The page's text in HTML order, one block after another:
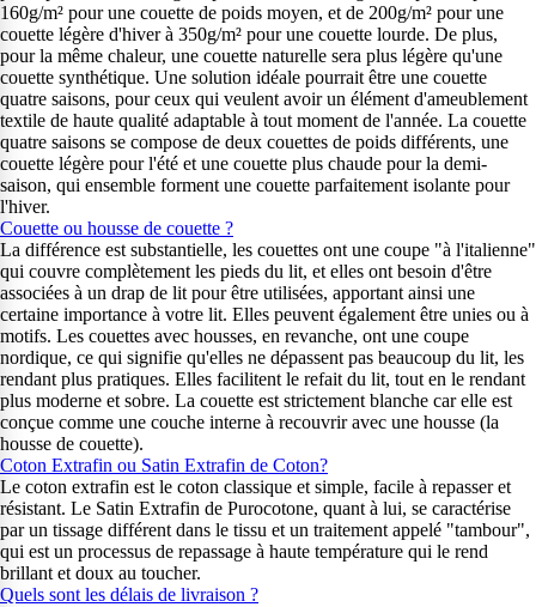
160g/m² pour une couette de poids moyen, et de 200g/m² pour une
couette légère d'hiver à 350g/m² pour une couette lourde. De plus,
pour la même chaleur, une couette naturelle sera plus légère qu'une
couette synthétique. Une solution idéale pourrait être une couette
quatre saisons, pour ceux qui veulent avoir un élément d'ameublement
textile de haute qualité adaptable à tout moment de l'année. La couette
quatre saisons se compose de deux couettes de poids différents, une
couette légère pour l'été et une couette plus chaude pour la demi-
saison, qui ensemble forment une couette parfaitement isolante pour
l'hiver.
Couette ou housse de couette ?
La différence est substantielle, les couettes ont une coupe "à l'italienne"
qui couvre complètement les pieds du lit, et elles ont besoin d'être
associées à un drap de lit pour être utilisées, apportant ainsi une
certaine importance à votre lit. Elles peuvent également être unies ou à
motifs. Les couettes avec housses, en revanche, ont une coupe
nordique, ce qui signifie qu'elles ne dépassent pas beaucoup du lit, les
rendant plus pratiques. Elles facilitent le refait du lit, tout en le rendant
plus moderne et sobre. La couette est strictement blanche car elle est
conçue comme une couche interne à recouvrir avec une housse (la
housse de couette).
Coton Extrafin ou Satin Extrafin de Coton?
Le coton extrafin est le coton classique et simple, facile à repasser et
résistant. Le Satin Extrafin de Purocotone, quant à lui, se caractérise
par un tissage différent dans le tissu et un traitement appelé "tambour",
qui est un processus de repassage à haute température qui le rend
brillant et doux au toucher.
Quels sont les délais de livraison ?